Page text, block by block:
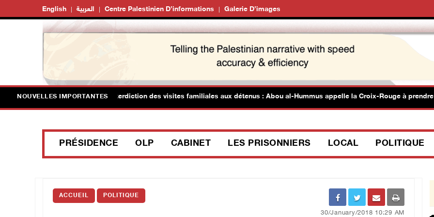
English العربية Centre Palestinien D’informations Galerie D’images
NOUVELLES IMPORTANTES
Suite au renouvellement de l'interdiction des visites familiales aux détenus : Abou al-Hummus appelle la Croix-Rouge à prendre
PRÉSIDENCE OLP CABINET LES PRISONNIERS LOCAL POLITIQUE
ACCUEIL POLITIQUE
30/January/2018 10:29 AM